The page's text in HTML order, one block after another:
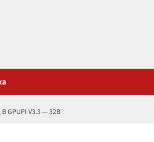
GPUPI V3.3 — 32B